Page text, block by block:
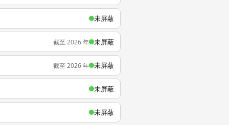
未屏蔽
截至 2026 年 未屏蔽
截至 2026 年 未屏蔽
未屏蔽
未屏蔽